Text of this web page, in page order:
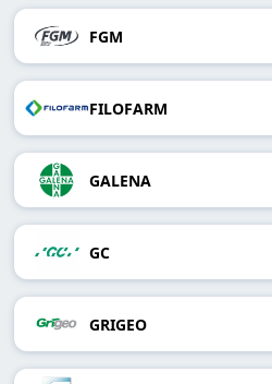
FGM
FILOFARM
GALENA
GC
GRIGEO